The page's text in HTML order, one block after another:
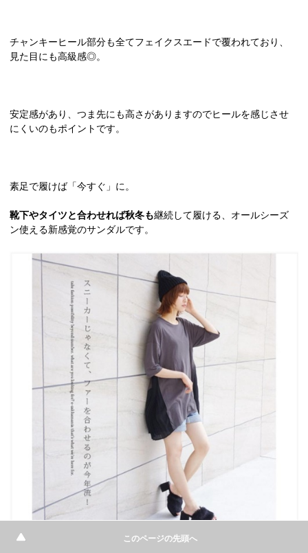
チャンキーヒール部分も全てフェイクスエードで覆われており、
見た目にも高級感◎。
安定感があり、つま先にも高さがありますのでヒールを感じさせ
にくいのもポイントです。
素足で履けば「今すぐ」に。
靴下やタイツと合わせれば秋冬も継続して履ける、オールシーズ
ン使える新感覚のサンダルです。
このページの先頭へ